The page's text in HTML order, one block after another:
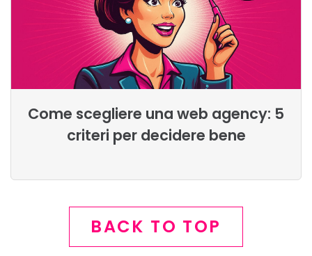
Come scegliere una web agency: 5
criteri per decidere bene
BACK TO TOP